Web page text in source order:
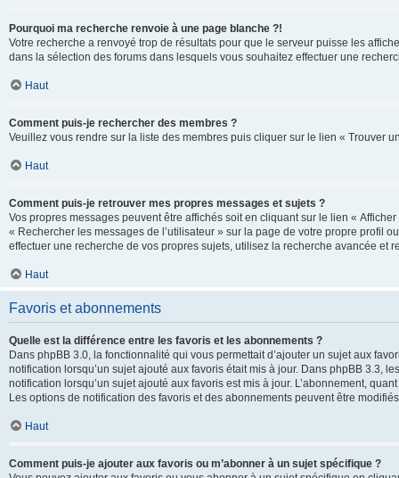
Pourquoi ma recherche renvoie à une page blanche ?!
Votre recherche a renvoyé trop de résultats pour que le serveur puisse les
dans la sélection des forums dans lesquels vous souhaitez effectuer une
Haut
Comment puis-je rechercher des membres ?
Veuillez vous rendre sur la liste des membres puis cliquer sur le lien « Trouver
Haut
Comment puis-je retrouver mes propres messages et sujets ?
Vos propres messages peuvent être affichés soit en cliquant sur le lien «
« Rechercher les messages de l’utilisateur » sur la page de votre propre profil
effectuer une recherche de vos propres sujets, utilisez la recherche avancée
Haut
Favoris et abonnements
Quelle est la différence entre les favoris et les abonnements ?
Dans phpBB 3.0, la fonctionnalité qui vous permettait d’ajouter un sujet aux
notification lorsqu’un sujet ajouté aux favoris était mis à jour. Dans phpBB 3.3,
notification lorsqu’un sujet ajouté aux favoris est mis à jour. L’abonnement,
Les options de notification des favoris et des abonnements peuvent être
Haut
Comment puis-je ajouter aux favoris ou m’abonner à un sujet spécifique ?